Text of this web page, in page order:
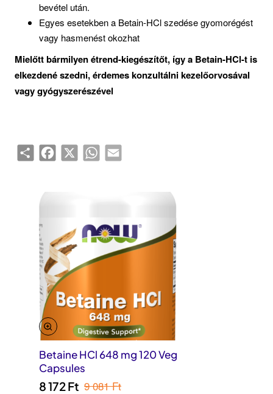
bevétel után.
Egyes esetekben a Betain-HCl szedése gyomorégést
vagy hasmenést okozhat
Mielőtt bármilyen étrend-kiegészítőt, így a Betain-HCl-t is
elkezdené szedni, érdemes konzultálni kezelőorvosával
vagy gyógyszerészével
ShareFacebook
X WhatsAppEmail
Betaine HCl 648 mg 120 Veg
Capsules
8 172 Ft 9 081 Ft